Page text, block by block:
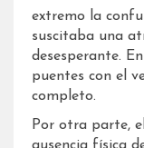
extremo la
suscitaba una
desesperante.
puentes con el
completo.
Por otra parte,
ausencia física